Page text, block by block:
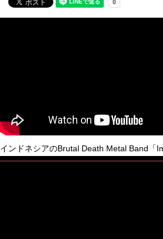
インドネシアのBrutal Death Metal Band「